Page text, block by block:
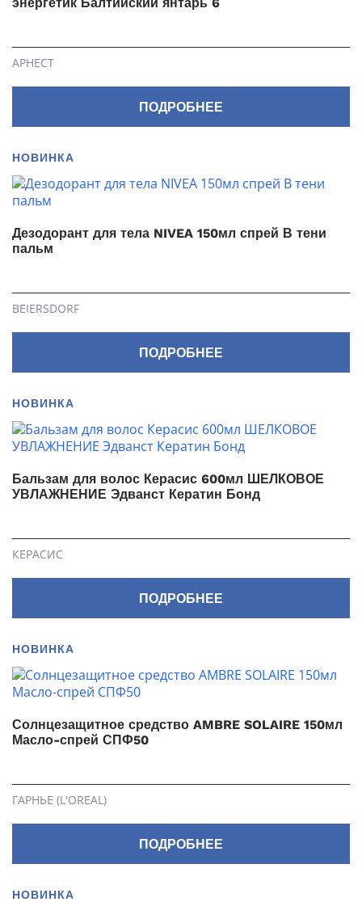
АРНЕСТ
ПОДРОБНЕЕ
НОВИНКА
Дезодорант для тела NIVEA 150мл спрей В тени
пальм
BEIERSDORF
ПОДРОБНЕЕ
НОВИНКА
Бальзам для волос Керасис 600мл ШЕЛКОВОЕ
УВЛАЖНЕНИЕ Эдванст Кератин Бонд
КЕРАСИС
ПОДРОБНЕЕ
НОВИНКА
Солнцезащитное средство AMBRE SOLAIRE 150мл
Масло-спрей СПФ50
ГАРНЬЕ (L'OREAL)
ПОДРОБНЕЕ
НОВИНКА